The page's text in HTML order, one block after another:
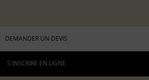
DEMANDER UN DEVIS
S'INSCRIRE EN LIGNE